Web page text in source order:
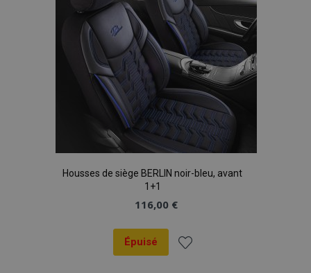
Housses de siège BERLIN noir-bleu, avant
1+1
116,00 €
Épuisé